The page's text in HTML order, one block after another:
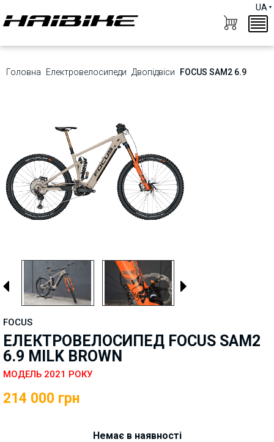
UA
Головна Електровелосипеди Двопідвіси FOCUS SAM2 6.9
FOCUS
ЕЛЕКТРОВЕЛОСИПЕД FOCUS SAM2
6.9 MILK BROWN
МОДЕЛЬ 2021 РОКУ
214 000 грн
Немає в наявності